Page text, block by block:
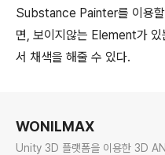
Substance Painter를 이용
면, 보이지않는 Element가
서 채색을 해줄 수 있다.
WONILMAX
Unity 3D 플랫폼을 이용한 3D